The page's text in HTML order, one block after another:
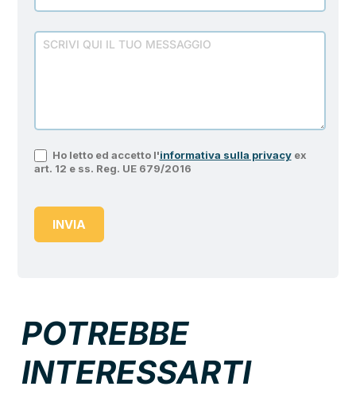
Ho letto ed accetto l'informativa sulla privacyex
art. 12 e ss. Reg. UE 679/2016
INVIA
POTREBBE
INTERESSARTI